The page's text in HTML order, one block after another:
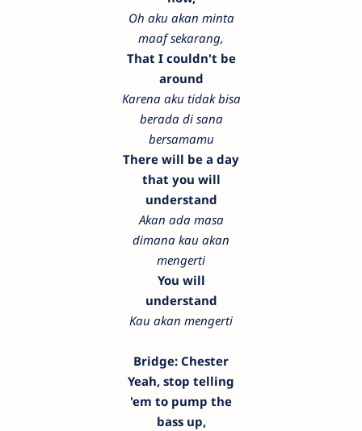
Oh aku akan minta
maaf sekarang,
That I couldn't be
around
Karena aku tidak bisa
berada di sana
bersamamu
There will be a day
that you will
understand
Akan ada masa
dimana kau akan
mengerti
You will
understand
Kau akan mengerti
Bridge: Chester
Yeah, stop telling
'em to pump the
bass up,